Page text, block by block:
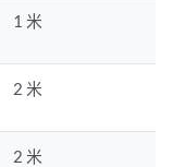
1 米
2 米
2 米